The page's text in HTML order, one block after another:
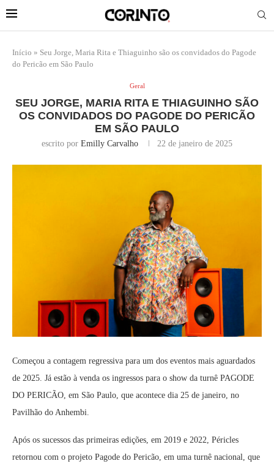
Início » Seu Jorge, Maria Rita e Thiaguinho são os convidados do Pagode
do Pericão em São Paulo
Geral
SEU JORGE, MARIA RITA E THIAGUINHO SÃO
OS CONVIDADOS DO PAGODE DO PERICÃO
EM SÃO PAULO
escrito por Emilly Carvalho 22 de janeiro de 2025
Começou a contagem regressiva para um dos eventos mais aguardados
de 2025. Já estão à venda os ingressos para o show da turnê PAGODE
DO PERICÃO, em São Paulo, que acontece dia 25 de janeiro, no
Pavilhão do Anhembi.
Após os sucessos das primeiras edições, em 2019 e 2022, Péricles
retornou com o projeto Pagode do Pericão, em uma turnê nacional, que